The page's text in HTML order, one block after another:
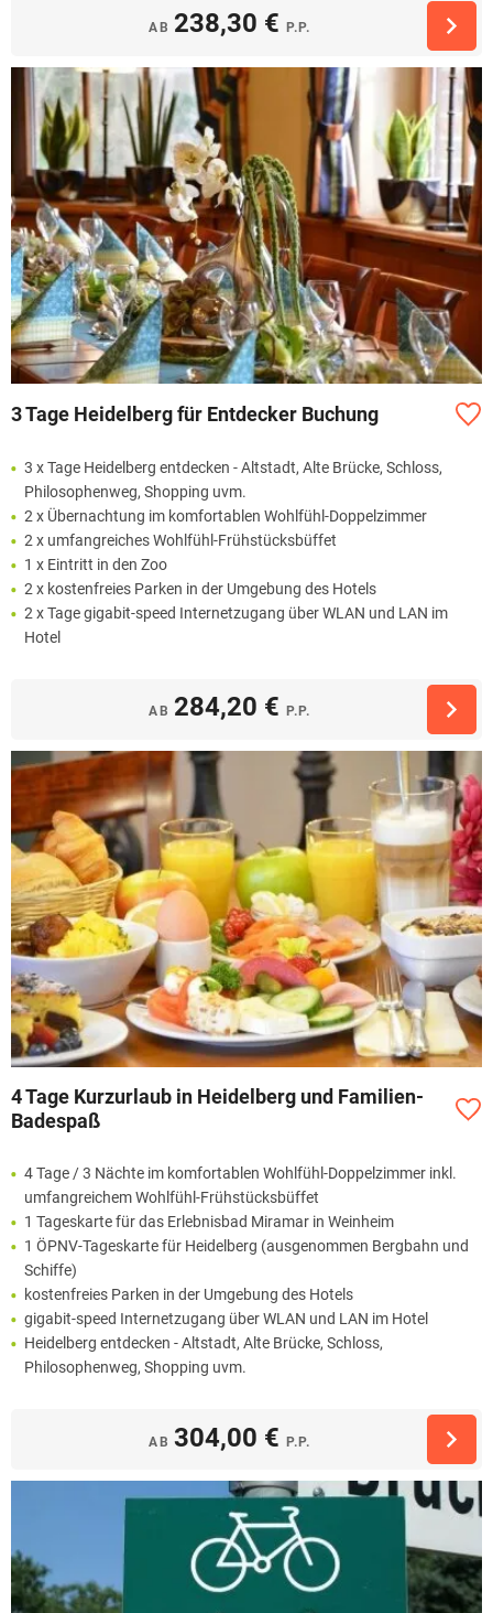
AB 238,30 € P.P.
3 Tage Heidelberg für Entdecker Buchung
3 x Tage Heidelberg entdecken - Altstadt, Alte Brücke, Schloss,
Philosophenweg, Shopping uvm.
2 x Übernachtung im komfortablen Wohlfühl-Doppelzimmer
2 x umfangreiches Wohlfühl-Frühstücksbüffet
1 x Eintritt in den Zoo
2 x kostenfreies Parken in der Umgebung des Hotels
2 x Tage gigabit-speed Internetzugang über WLAN und LAN im
Hotel
AB 284,20 € P.P.
4 Tage Kurzurlaub in Heidelberg und Familien-
Badespaß
4 Tage / 3 Nächte im komfortablen Wohlfühl-Doppelzimmer inkl.
umfangreichem Wohlfühl-Frühstücksbüffet
1 Tageskarte für das Erlebnisbad Miramar in Weinheim
1 ÖPNV-Tageskarte für Heidelberg (ausgenommen Bergbahn und
Schiffe)
kostenfreies Parken in der Umgebung des Hotels
gigabit-speed Internetzugang über WLAN und LAN im Hotel
Heidelberg entdecken - Altstadt, Alte Brücke, Schloss,
Philosophenweg, Shopping uvm.
AB 304,00 € P.P.